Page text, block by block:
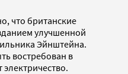
что британские
улучшенной
Эйнштейна.
востребован в
электричество.